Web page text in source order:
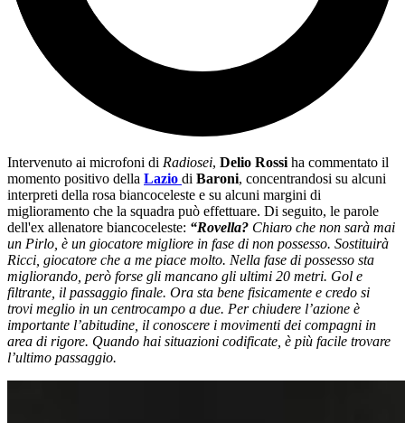
Intervenuto ai microfoni di Radiosei, Delio Rossi ha commentato il
momento positivo della Lazio di Baroni, concentrandosi su alcuni
interpreti della rosa biancoceleste e su alcuni margini di
miglioramento che la squadra può effettuare. Di seguito, le parole
dell'ex allenatore biancoceleste: “Rovella? Chiaro che non sarà mai
un Pirlo, è un giocatore migliore in fase di non possesso. Sostituirà
Ricci, giocatore che a me piace molto. Nella fase di possesso sta
migliorando, però forse gli mancano gli ultimi 20 metri. Gol e
filtrante, il passaggio finale. Ora sta bene fisicamente e credo si
trovi meglio in un centrocampo a due. Per chiudere l’azione è
importante l’abitudine, il conoscere i movimenti dei compagni in
area di rigore. Quando hai situazioni codificate, è più facile trovare
l’ultimo passaggio.